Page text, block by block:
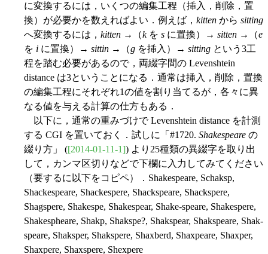
に変換するには，いくつの編集工程（挿入，削除，置
換）が必要かを数えればよい．例えば， kitten から sitting
へ変換するには， kitten →（kを s に置換）→ sitten →（e
を i に置換）→ sittin →（g を挿入）→ sitting という3工
程を踏む必要があるので，両綴字間の Levenshtein
distance は3ということになる．通常は挿入，削除，置換
の編集工程にそれぞれ1の値を割り当てるが，各々に異
なる値を与える計算の仕方もある．
以下に，通常の重みづけで Levenshtein distance を計測
する CGI を置いておく．試しに「#1720. Shakespeare の
綴り方」 ([2014-01-11-1]) より25種類の異綴字を取り出
して，カンマ区切りなどで下欄に入力してみてください
（要するに以下をコピペ）．Shakespeare, Schaksp,
Shackespeare, Shackespere, Shackspeare, Shackspere,
Shagspere, Shakespe, Shakespear, Shake-speare, Shakespere,
Shakespheare, Shakp, Shakspe?, Shakspear, Shakspeare, Shak-
speare, Shaksper, Shakspere, Shaxberd, Shaxpeare, Shaxper,
Shaxpere, Shaxspere, Shexpere